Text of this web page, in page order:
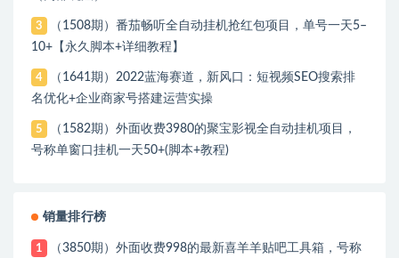
3
（1508期）番茄畅听全自动挂机抢红包项目，单号一天5–
10+【永久脚本+详细教程】
4
（1641期）2022蓝海赛道，新风口：短视频SEO搜索排
名优化+企业商家号搭建运营实操
5
（1582期）外面收费3980的聚宝影视全自动挂机项目，
号称单窗口挂机一天50+(脚本+教程)
销量排行榜
1
（3850期）外面收费998的最新喜羊羊贴吧工具箱，号称